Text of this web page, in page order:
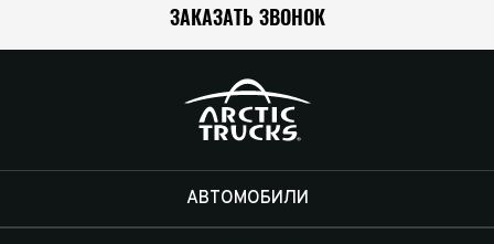
ЗАКАЗАТЬ ЗВОНОК
АВТОМОБИЛИ